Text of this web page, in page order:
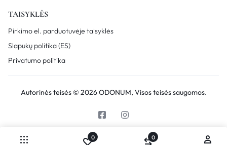
TAISYKLĖS
Pirkimo el. parduotuvėje taisyklės
Slapukų politika (ES)
Privatumo politika
Autorinės teisės © 2026 ODONUM, Visos teisės saugomos.
0 0